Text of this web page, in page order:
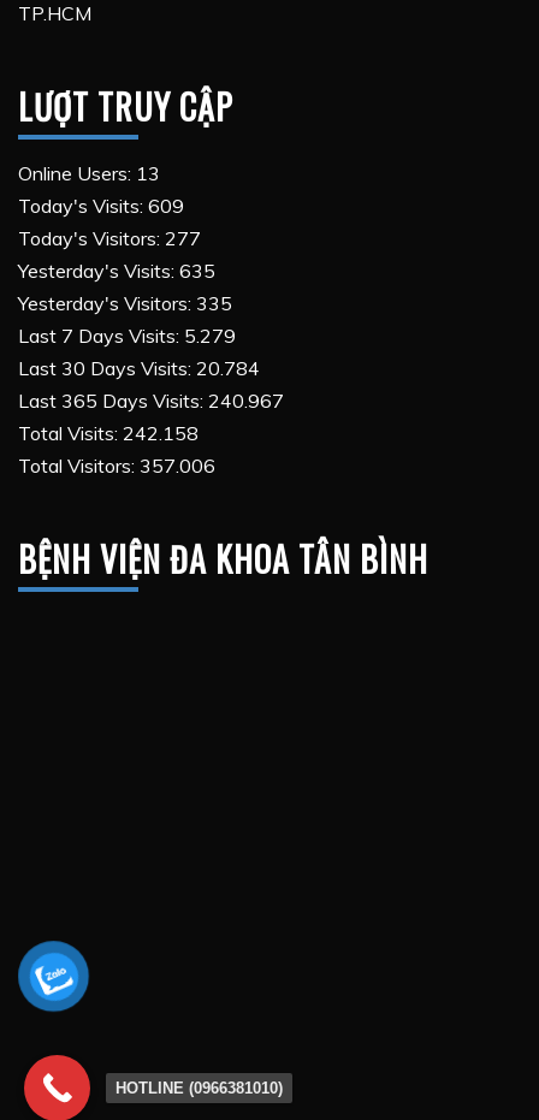
TP.HCM
LƯỢT TRUY CẬP
Online Users: 13
Today's Visits: 609
Today's Visitors: 277
Yesterday's Visits: 635
Yesterday's Visitors: 335
Last 7 Days Visits: 5.279
Last 30 Days Visits: 20.784
Last 365 Days Visits: 240.967
Total Visits: 242.158
Total Visitors: 357.006
BỆNH VIỆN ĐA KHOA TÂN BÌNH
HOTLINE (0966381010)